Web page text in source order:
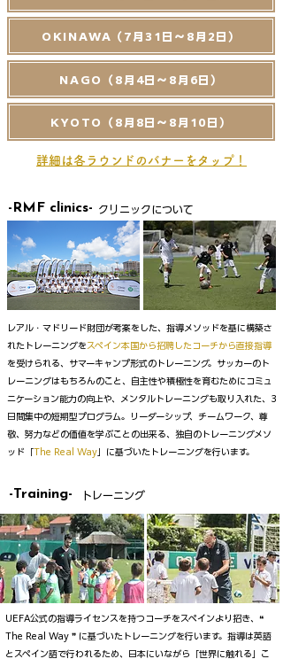
OKINAWA（7月31日～8月2日）
NAGO（8月4日～8月6日）
KYOTO（8月8日～8月10日）
詳細は各ラウンドのバナーをタップ！
-RMF clinics- クリニックについて
レアル・マドリード財団が考案をした、指導メソッドを基に構築さ
れたトレーニングを スペイン本国から招聘したコーチから直接指導
を受けられる、サマーキャンプ形式のトレーニング。サッカーのト
レーニングはもちろんのこと、自主性や積極性を育むためにコミュ
ニケーション能力の向上や、メンタルトレーニングも取り入れた、3
日間集中の短期型プログラム。リーダーシップ、チームワーク、尊
敬、努力などの価値を学ぶことの出来る、独自のトレーニングメソ
ッド「The Real Way 」に基づいたトレーニングを行います。
-Training- トレーニング
UEFA公式の指導ライセンスを持つコーチをスペインより招き、❝
The Real Way ❞ に基づいたトレーニングを行います。指導は英語
とスペイン語で行われるため、日本にいながら「世界に触れる」こ